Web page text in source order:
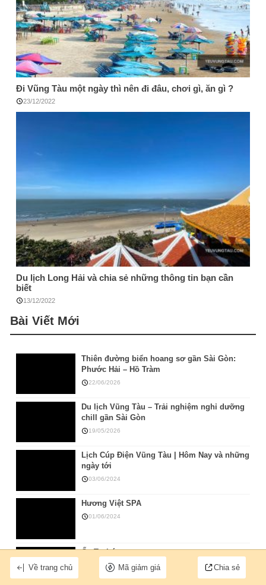
Đi Vũng Tàu một ngày thì nên đi đâu, chơi gì, ăn gì ?
23/12/2022
Du lịch Long Hải và chia sẻ những thông tin bạn cần
biết
13/12/2022
Bài Viết Mới
Thiên đường biển hoang sơ gần Sài Gòn:
Phước Hải – Hồ Tràm
22/06/2026
Du lịch Vũng Tàu – Trải nghiệm nghỉ dưỡng
chill gần Sài Gòn
19/05/2026
Lịch Cúp Điện Vũng Tàu | Hôm Nay và những
ngày tới
03/06/2024
Hương Việt SPA
01/06/2024
Ốc Tư Lúa
27/03/2024
Về trang chủ Mã giảm giá Chia sẻ